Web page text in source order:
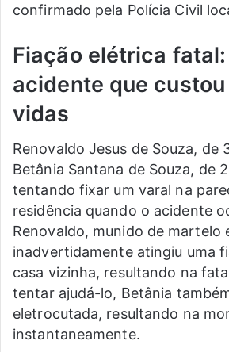
confirmado pela Polícia Civil
Fiação elétrica fatal:
acidente que
vidas
Renovaldo Jesus de Souza, de
Betânia Santana de Souza, de
tentando fixar um varal na
residência quando o acidente
Renovaldo, munido de martelo
inadvertidamente atingiu uma
casa vizinha, resultando na
tentar ajudá-lo, Betânia
eletrocutada, resultando na
instantaneamente.